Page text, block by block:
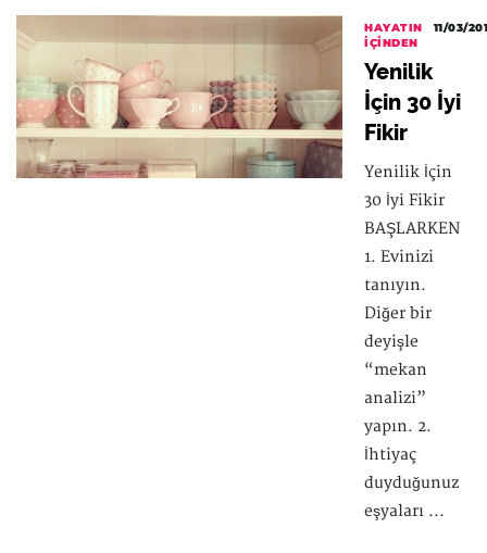
HAYATIN
İÇINDEN
11/03/
Yenilik
İçin 30 İyi
Fikir
Yenilik İçin
30 İyi Fikir
BAŞLARKEN
1. Evinizi
tanıyın.
Diğer bir
deyişle
“mekan
analizi”
yapın. 2.
İhtiyaç
duyduğunuz
eşyaları ...